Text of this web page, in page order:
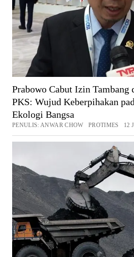
Prabowo Cabut Izin Tambang
PKS: Wujud Keberpihakan
Ekologi Bangsa
PENULIS: ANWAR CHOW PROTIMES 12